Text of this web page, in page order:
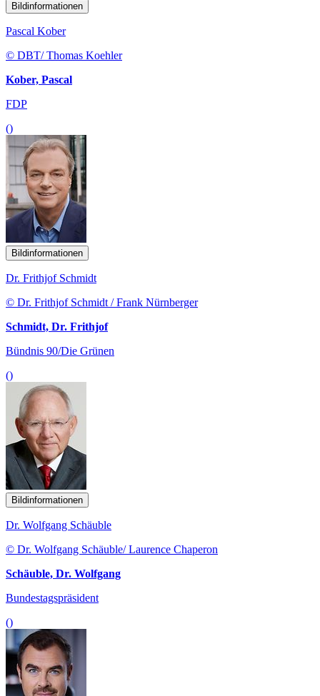
Bildinformationen
Pascal Kober
© DBT/ Thomas Koehler
Kober, Pascal
FDP
()
Bildinformationen
Dr. Frithjof Schmidt
© Dr. Frithjof Schmidt / Frank Nürnberger
Schmidt, Dr. Frithjof
Bündnis 90/Die Grünen
()
Bildinformationen
Dr. Wolfgang Schäuble
© Dr. Wolfgang Schäuble/ Laurence Chaperon
Schäuble, Dr. Wolfgang
Bundestagspräsident
()